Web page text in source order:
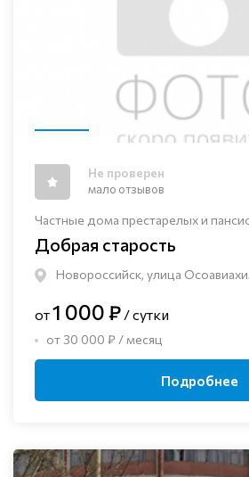
Частные дома престарелых и
Добрая старость
Новороссийск, улица
Не проверен
мало отзывов
от1 000 ₽ / сутки
от 30 000 ₽ / месяц
Подробнее